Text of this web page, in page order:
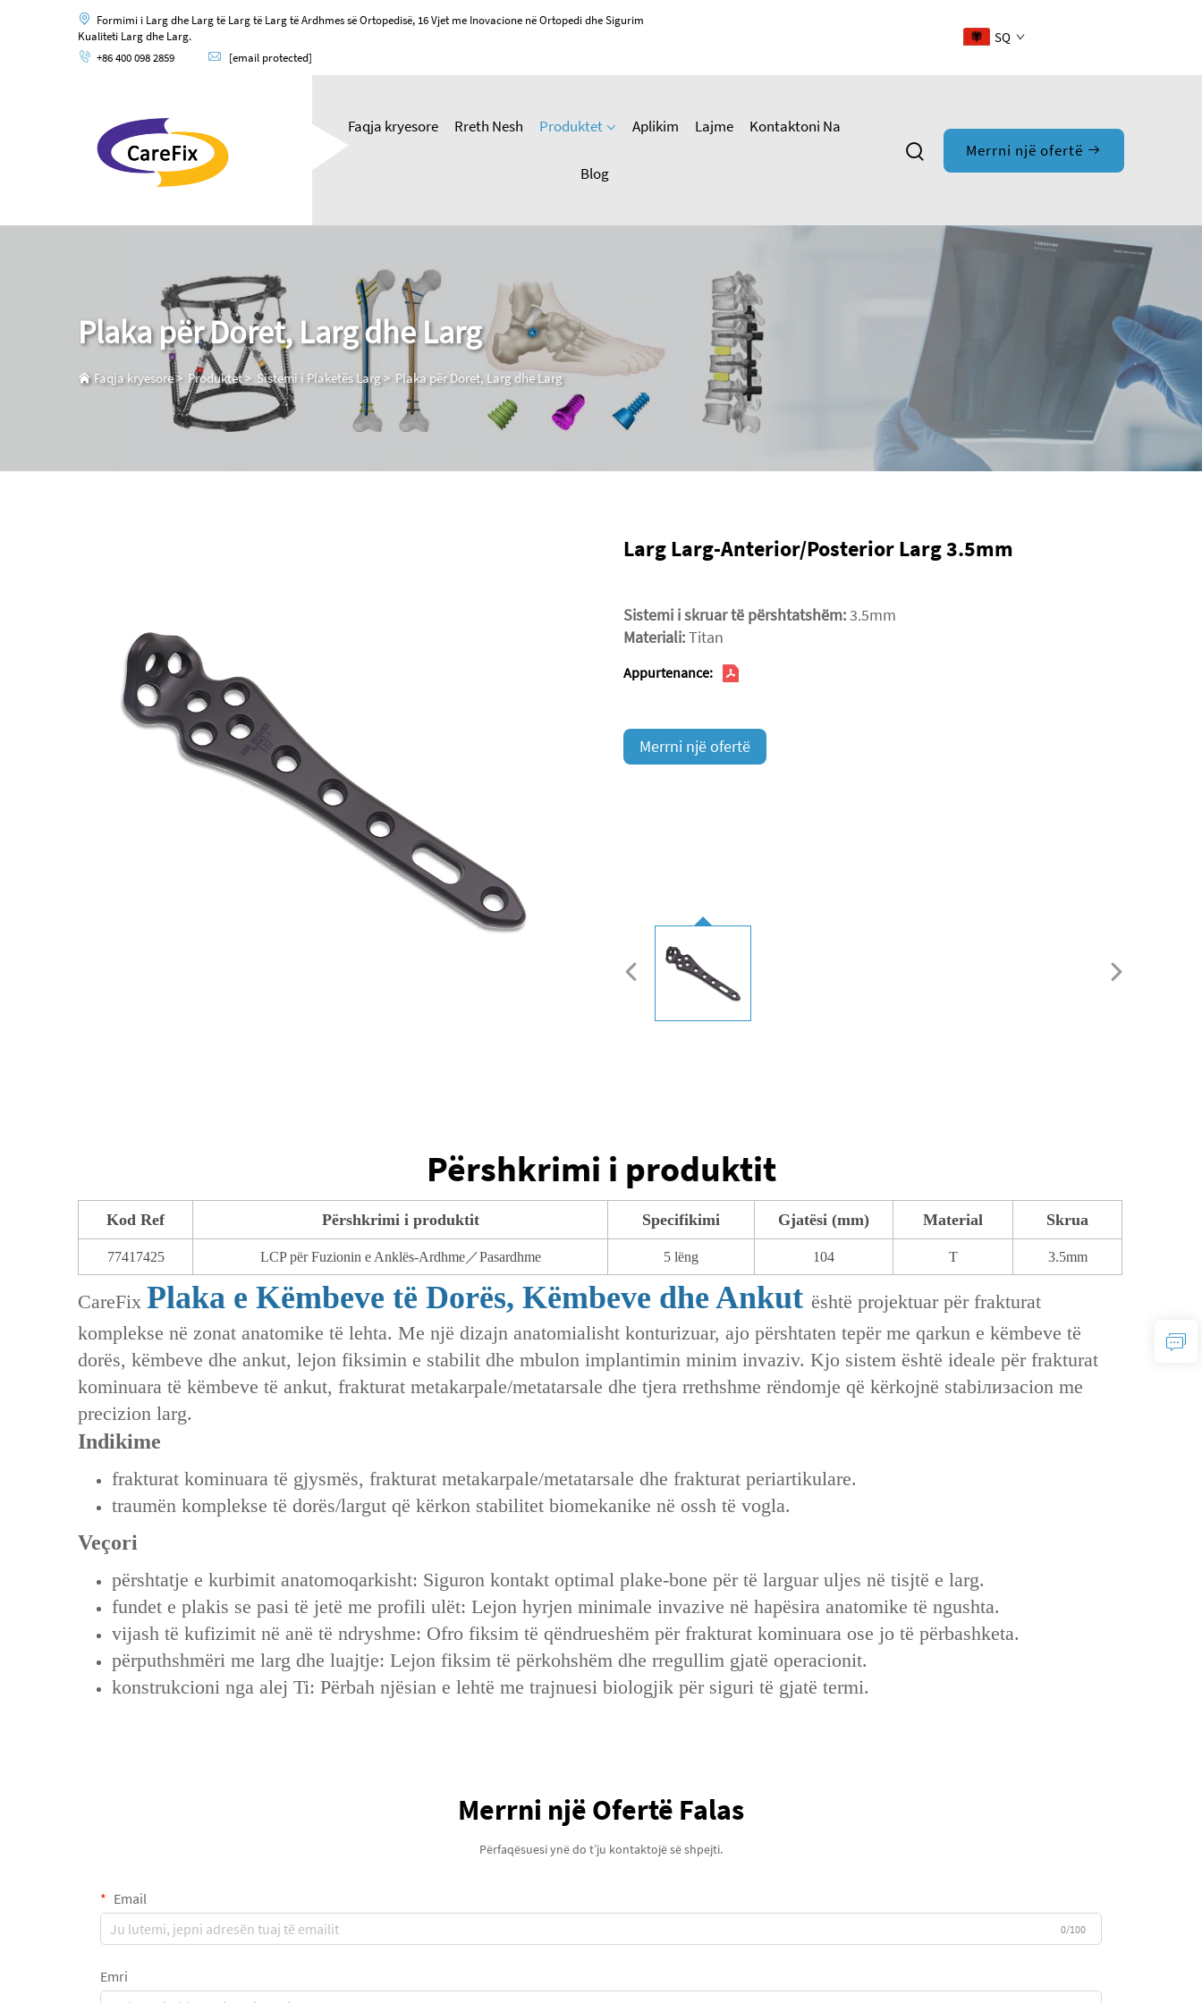
Formimi i Larg dhe Larg të Larg të Larg të Ardhmes së Ortopedisë, 16 Vjet me Inovacione në Ortopedi dhe Sigurim
Kualiteti Larg dhe Larg.
+86 400 098 2859
[email protected]
SQ
Faqja kryesore Rreth Nesh Produktet Aplikim Lajme Kontaktoni Na
Blog
Merrni një ofertë
Plaka për Doret, Larg dhe Larg
Faqja kryesore> Produktet> Sistemi i Plaketës Larg> Plaka për Doret, Larg dhe Larg
Larg Larg-Anterior/Posterior Larg 3.5mm
Sistemi i skruar të përshtatshëm:3.5mm
Materiali:Titan
Appurtenance:
Merrni një ofertë
Përshkrimi i produktit
Kod Ref Përshkrimi i produktit Specifikimi Gjatësi (mm) Material Skrua
77417425 LCP për Fuzionin e Anklës-Ardhme／Pasardhme 5 lëng 104 T 3.5mm
CareFix Plaka e Këmbeve të Dorës, Këmbeve dhe Ankut është projektuar për frakturat
komplekse në zonat anatomike të lehta. Me një dizajn anatomialisht konturizuar, ajo përshtaten tepër me qarkun e këmbeve të
dorës, këmbeve dhe ankut, lejon fiksimin e stabilit dhe mbulon implantimin minim invaziv. Kjo sistem është ideale për frakturat
kominuara të këmbeve të ankut, frakturat metakarpale/metatarsale dhe tjera rrethshme rëndomje që kërkojnë stabiлизacion me
precizion larg.
Indikime
frakturat kominuara të gjysmës, frakturat metakarpale/metatarsale dhe frakturat periartikulare.
traumën komplekse të dorës/largut që kërkon stabilitet biomekanike në ossh të vogla.
Veçori
përshtatje e kurbimit anatomoqarkisht: Siguron kontakt optimal plake-bone për të larguar uljes në tisjtë e larg.
fundet e plakis se pasi të jetë me profili ulët: Lejon hyrjen minimale invazive në hapësira anatomike të ngushta.
vijash të kufizimit në anë të ndryshme: Ofro fiksim të qëndrueshëm për frakturat kominuara ose jo të përbashketa.
përputhshmëri me larg dhe luajtje: Lejon fiksim të përkohshëm dhe rregullim gjatë operacionit.
konstrukcioni nga alej Ti: Përbah njësian e lehtë me trajnuesi biologjik për siguri të gjatë termi.
Merrni një Ofertë Falas
Përfaqësuesi ynë do t’ju kontaktojë së shpejti.
Email
0/100
Emri